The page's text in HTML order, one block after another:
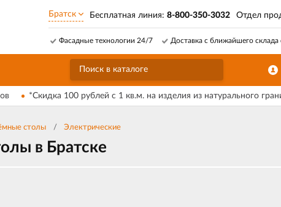
Братск Бесплатная линия: 8-800-350-3032 Отдел
Фасадные технологии 24/7 Доставка с ближайшего склада
*Скидка 100 рублей с 1 кв.м. на изделия из натурального
столы Электрические
в Братске